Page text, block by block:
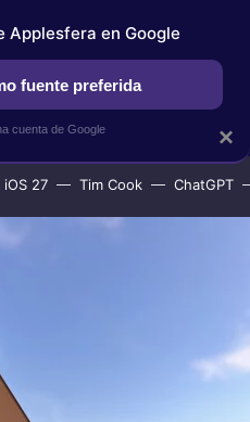
SELECCIÓN
iOS 27 Tim Cook ChatGPT
×
Applesfera en Google
fuente preferida
cuenta de Google